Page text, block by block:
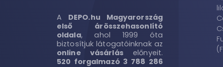
A DEPO.hu Magyarország
első árösszehasonlító
oldala, ahol 1999 óta
biztosítjuk látogatóinknak az
online vásárláselőnyeit.
520 forgalmazó 3 788 286